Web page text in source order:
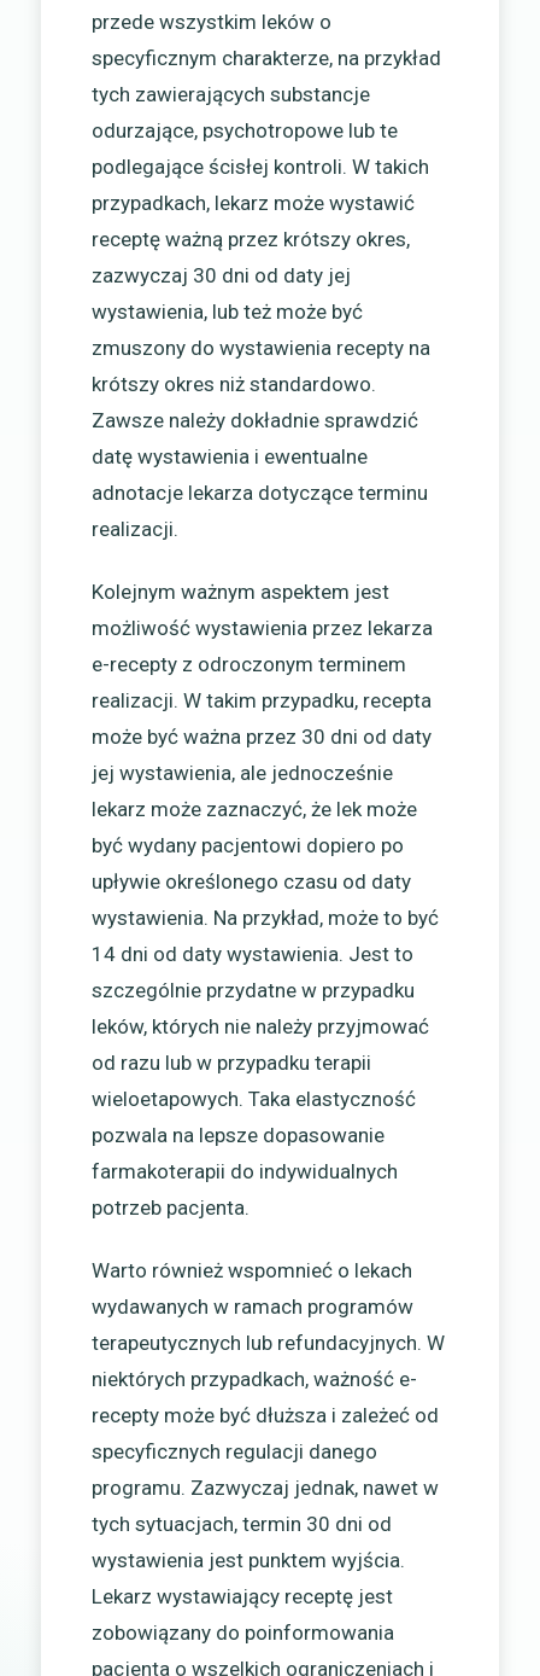
przede wszystkim leków o
specyficznym charakterze, na przykład
tych zawierających substancje
odurzające, psychotropowe lub te
podlegające ścisłej kontroli. W takich
przypadkach, lekarz może wystawić
receptę ważną przez krótszy okres,
zazwyczaj 30 dni od daty jej
wystawienia, lub też może być
zmuszony do wystawienia recepty na
krótszy okres niż standardowo.
Zawsze należy dokładnie sprawdzić
datę wystawienia i ewentualne
adnotacje lekarza dotyczące terminu
realizacji.
Kolejnym ważnym aspektem jest
możliwość wystawienia przez lekarza
e-recepty z odroczonym terminem
realizacji. W takim przypadku, recepta
może być ważna przez 30 dni od daty
jej wystawienia, ale jednocześnie
lekarz może zaznaczyć, że lek może
być wydany pacjentowi dopiero po
upływie określonego czasu od daty
wystawienia. Na przykład, może to być
14 dni od daty wystawienia. Jest to
szczególnie przydatne w przypadku
leków, których nie należy przyjmować
od razu lub w przypadku terapii
wieloetapowych. Taka elastyczność
pozwala na lepsze dopasowanie
farmakoterapii do indywidualnych
potrzeb pacjenta.
Warto również wspomnieć o lekach
wydawanych w ramach programów
terapeutycznych lub refundacyjnych. W
niektórych przypadkach, ważność e-
recepty może być dłuższa i zależeć od
specyficznych regulacji danego
programu. Zazwyczaj jednak, nawet w
tych sytuacjach, termin 30 dni od
wystawienia jest punktem wyjścia.
Lekarz wystawiający receptę jest
zobowiązany do poinformowania
pacjenta o wszelkich ograniczeniach i